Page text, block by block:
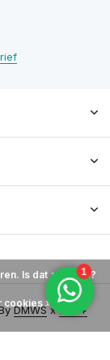
DMWSx Plus+
Is dat akkoord?
cookies »